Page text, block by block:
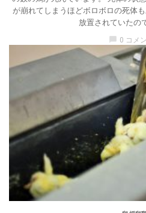
が崩れてしまうほどボロボロの死体
放置されていたの
0 コメ